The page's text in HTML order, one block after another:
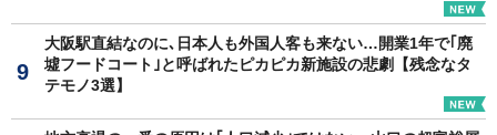
大阪駅直結なのに､日本人も外国人客も来ない…開業1年で｢廃
墟フードコート｣と呼ばれたピカピカ新施設の悲劇【残念なタ
テモノ3選】